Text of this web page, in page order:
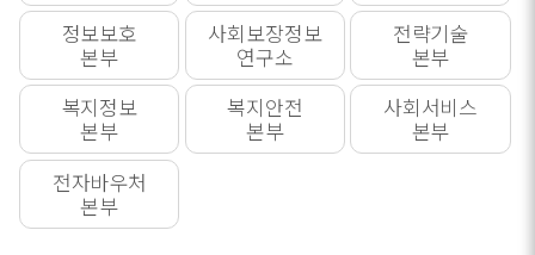
정보보호
본부
사회보장정보
연구소
전략기술
본부
복지정보
본부
복지안전
본부
사회서비스
본부
전자바우처
본부